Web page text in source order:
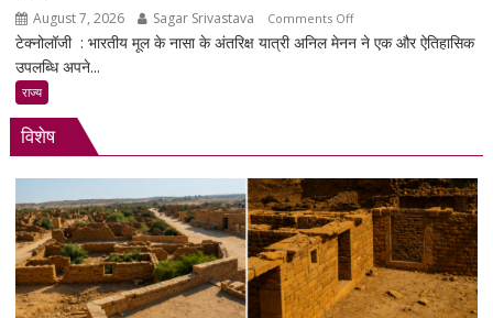
रेंज
में
August 7, 2026 Sagar Srivastava Comments Offon
भारतीय
ऐतिहासिक
स्पेसवॉक:
6.5
घंटे
अंतरिक्ष
में
टेक्नोलॉजी : भारतीय मूल के नासा के अंतरिक्ष यात्री अनिल मेनन ने एक और ऐतिहासिक
उपलब्धि अपने...
राज्य
विशेष